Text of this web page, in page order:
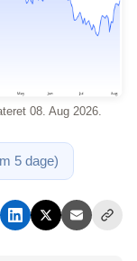
08. Aug 2026.
5 dage)